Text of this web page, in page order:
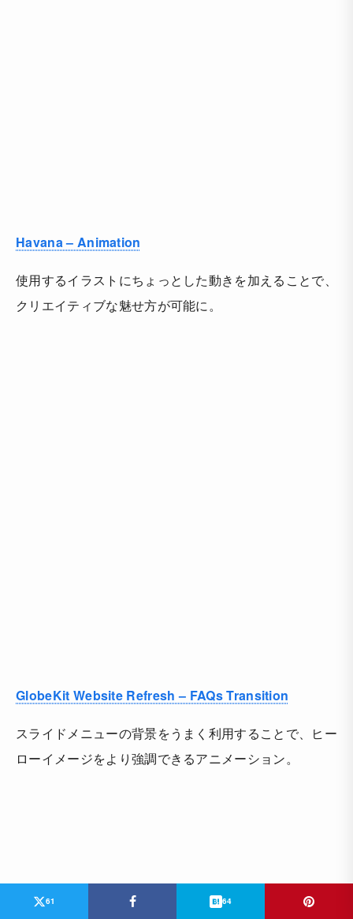
Havana – Animation
使用するイラストにちょっとした動きを加えることで、
クリエイティブな魅せ方が可能に。
GlobeKit Website Refresh – FAQs Transition
スライドメニューの背景をうまく利用することで、ヒー
ローイメージをより強調できるアニメーション。
61 64